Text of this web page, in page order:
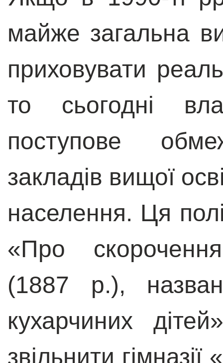
майже загальна
приховувати
то сьогодні
поступове
закладів вищої
населення. Ця
«Про скорочення
(1887 р.),
кухарчиних
звільнити